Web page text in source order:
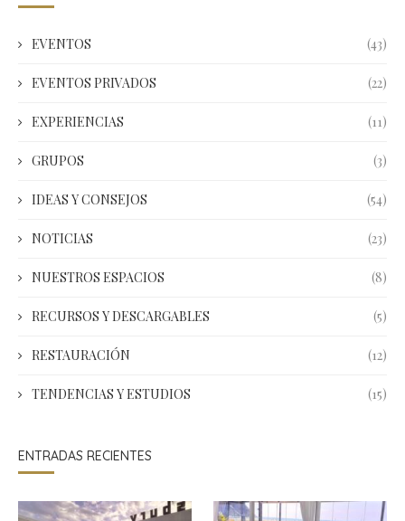
EVENTOS (43)
EVENTOS PRIVADOS (22)
EXPERIENCIAS (11)
GRUPOS (3)
IDEAS Y CONSEJOS (54)
NOTICIAS (23)
NUESTROS ESPACIOS (8)
RECURSOS Y DESCARGABLES (5)
RESTAURACIÓN (12)
TENDENCIAS Y ESTUDIOS (15)
ENTRADAS RECIENTES